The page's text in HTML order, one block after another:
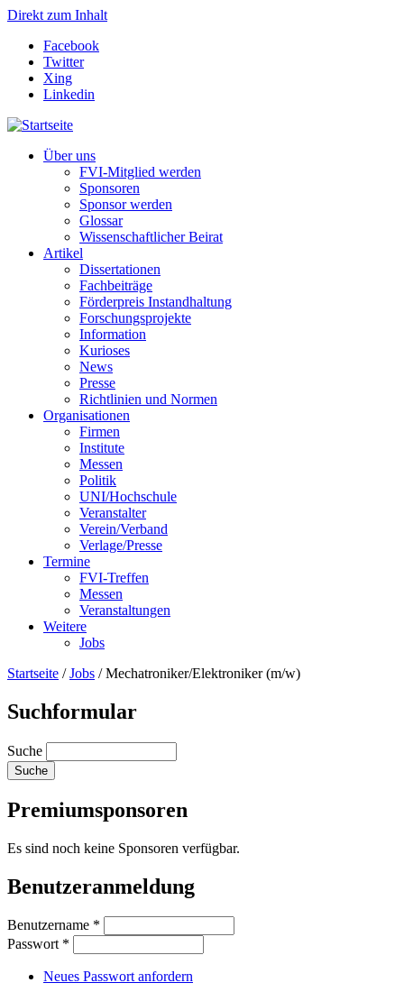
Direkt zum Inhalt
Facebook
Twitter
Xing
Linkedin
Über uns
FVI-Mitglied werden
Sponsoren
Sponsor werden
Glossar
Wissenschaftlicher Beirat
Artikel
Dissertationen
Fachbeiträge
Förderpreis Instandhaltung
Forschungsprojekte
Information
Kurioses
News
Presse
Richtlinien und Normen
Organisationen
Firmen
Institute
Messen
Politik
UNI/Hochschule
Veranstalter
Verein/Verband
Verlage/Presse
Termine
FVI-Treffen
Messen
Veranstaltungen
Weitere
Jobs
Startseite /Jobs /Mechatroniker/Elektroniker (m/w)
Suchformular
Suche
Premiumsponsoren
Es sind noch keine Sponsoren verfügbar.
Benutzeranmeldung
Benutzername *
Passwort *
Neues Passwort anfordern